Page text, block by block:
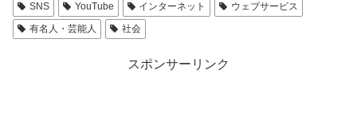
SNS YouTube インターネット
ウェブサービス
有名人・芸能人
社会
スポンサーリンク